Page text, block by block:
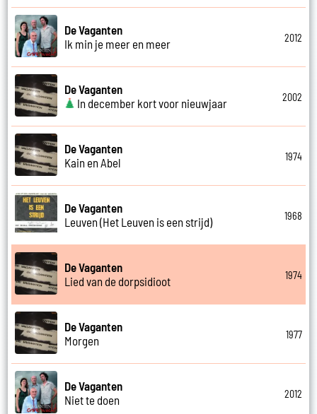
De Vaganten
Ik min je meer en meer
2012
De Vaganten
In december kort voor nieuwjaar
2002
De Vaganten
Kain en Abel
1974
De Vaganten
Leuven (Het Leuven is een strijd)
1968
De Vaganten
Lied van de dorpsidioot
1974
De Vaganten
Morgen
1977
De Vaganten
Niet te doen
2012